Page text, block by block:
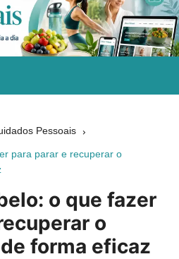
bem-estar, beleza, alimentação,
para ajudar você a fazer escolhas
Pessoais
para parar e recuperar o
o que fazer
o
forma eficaz